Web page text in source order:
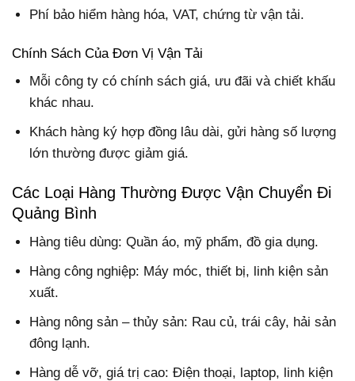
Phí bảo hiểm hàng hóa, VAT, chứng từ vận tải.
Chính Sách Của Đơn Vị Vận Tải
Mỗi công ty có chính sách giá, ưu đãi và chiết khấu
khác nhau.
Khách hàng ký hợp đồng lâu dài, gửi hàng số lượng
lớn thường được giảm giá.
Các Loại Hàng Thường Được Vận Chuyển Đi
Quảng Bình
Hàng tiêu dùng: Quần áo, mỹ phẩm, đồ gia dụng.
Hàng công nghiệp: Máy móc, thiết bị, linh kiện sản
xuất.
Hàng nông sản – thủy sản: Rau củ, trái cây, hải sản
đông lạnh.
Hàng dễ vỡ, giá trị cao: Điện thoại, laptop, linh kiện